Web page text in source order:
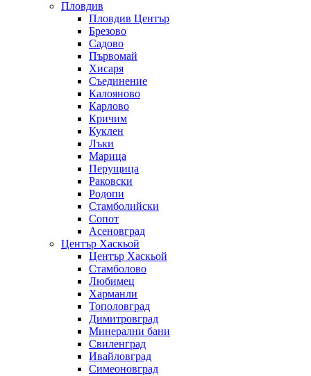
Пловдив
Пловдив Център
Брезово
Садово
Първомай
Хисаря
Съединение
Калояново
Карлово
Кричим
Куклен
Лъки
Марица
Перущица
Раковски
Родопи
Стамболийски
Сопот
Асеновград
Център Хаскьой
Център Хаскьой
Стамболово
Любимец
Харманли
Тополовград
Димитровград
Минерални бани
Свиленград
Ивайловград
Симеоновград